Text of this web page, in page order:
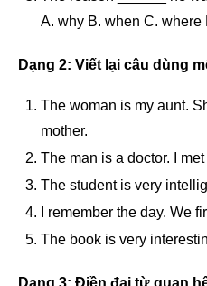
A. why B. when C. where
Dạng 2: Viết lại câu dùng
The woman is my aunt.
mother.
The man is a doctor. I
The student is very
I remember the day. We
The book is very
Dạng 3: Điền đại từ quan